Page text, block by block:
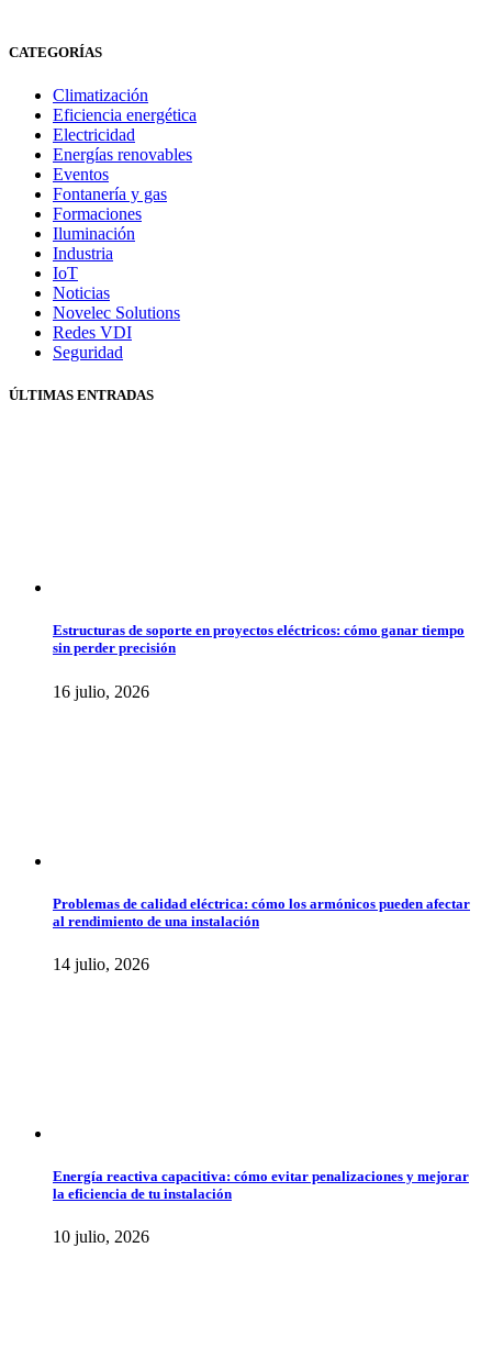
CATEGORÍAS
Climatización
Eficiencia energética
Electricidad
Energías renovables
Eventos
Fontanería y gas
Formaciones
Iluminación
Industria
IoT
Noticias
Novelec Solutions
Redes VDI
Seguridad
ÚLTIMAS ENTRADAS
Estructuras de soporte en proyectos eléctricos: cómo ganar tiempo
sin perder precisión
16 julio, 2026
Problemas de calidad eléctrica: cómo los armónicos pueden afectar
al rendimiento de una instalación
14 julio, 2026
Energía reactiva capacitiva: cómo evitar penalizaciones y mejorar
la eficiencia de tu instalación
10 julio, 2026